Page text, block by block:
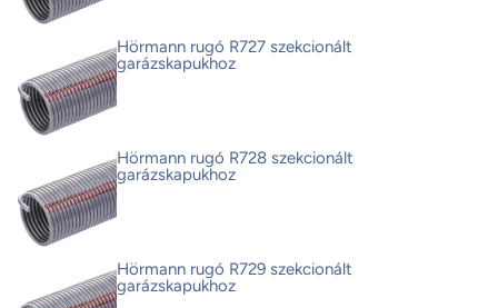
Hörmann rugó R727 szekcionált
garázskapukhoz
Hörmann rugó R728 szekcionált
garázskapukhoz
Hörmann rugó R729 szekcionált
garázskapukhoz